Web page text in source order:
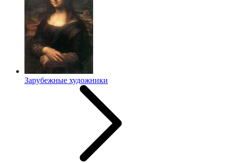
Зарубежные художники